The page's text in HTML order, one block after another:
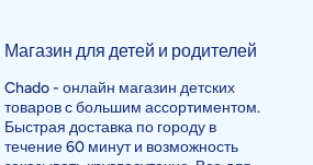
Магазин для детей и родителей
Chado - онлайн магазин детских
товаров с большим ассортиментом.
Быстрая доставка по городу в
течение 60 минут и возможность